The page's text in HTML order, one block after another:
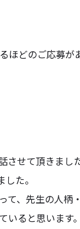
どのご応募が
させて頂きま
た。
て、先生の人
ると思います。